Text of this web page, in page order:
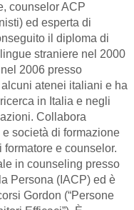
counselor ACP
ed esperta di
il diploma di
straniere nel 2000
2006 presso
atenei italiani e ha
in Italia e negli
Collabora
società di formazione
e counselor.
in counseling presso
Persona (IACP) ed è
Gordon (“Persone